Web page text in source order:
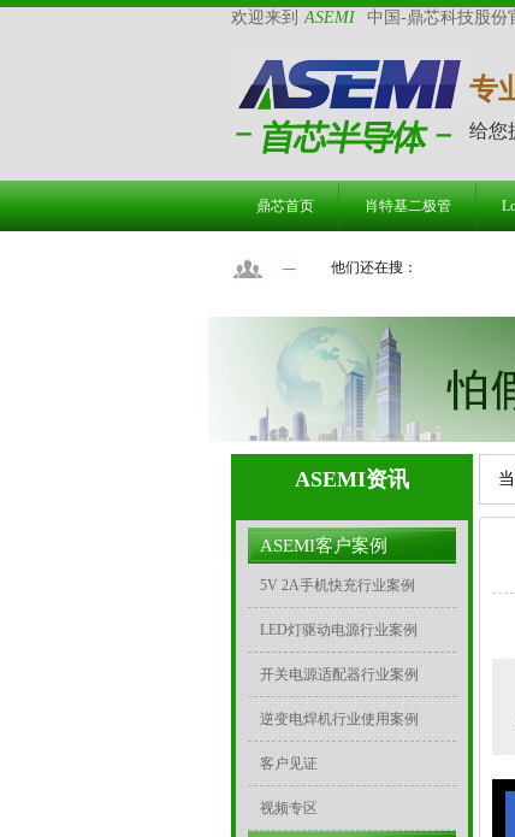
欢迎来到 ASEMI 中国-鼎芯科技股份
专
给您
鼎芯首页 肖特基二极管
他们还在搜：
ASEMI资讯
ASEMI客户案例
5V 2A手机快充行业案例
LED灯驱动电源行业案例
开关电源适配器行业案例
逆变电焊机行业使用案例
客户见证
视频专区